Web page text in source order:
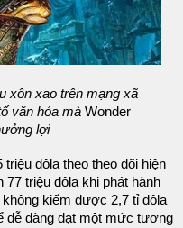
xôn xao trên mạng xã
văn hóa mà Wonder
lợi
triệu đôla theo theo dõi hiện
77 triệu đôla khi phát hành
không kiếm được 2,7 tỉ đôla
dễ dàng đạt một mức tương